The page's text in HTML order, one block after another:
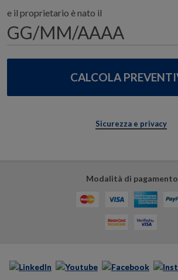
e il proprietario è nato il
Sicurezza e privacy
Modalità di pagamento